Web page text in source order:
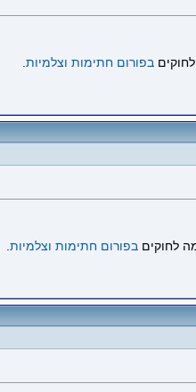
בפורום חתימות וצלמיות.
לחוקים בפורום חתימות וצלמיות.